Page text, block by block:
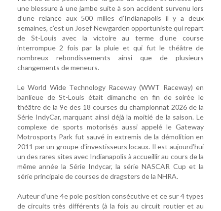
une blessure à une jambe suite à son accident survenu lors
d’une relance aux 500 milles d’Indianapolis il y a deux
semaines, c’est un Josef Newgarden opportuniste qui repart
de St-Louis avec la victoire au terme d’une course
interrompue 2 fois par la pluie et qui fut le théâtre de
nombreux rebondissements ainsi que de plusieurs
changements de meneurs.
Le World Wide Technology Raceway (WWT Raceway) en
banlieue de St-Louis était dimanche en fin de soirée le
théâtre de la 9e des 18 courses du championnat 2026 de la
Série IndyCar, marquant ainsi déjà la moitié de la saison. Le
complexe de sports motorisés aussi appelé le Gateway
Motrosports Park fut sauvé in extremis de la démolition en
2011 par un groupe d’investisseurs locaux. Il est aujourd’hui
un des rares sites avec Indianapolis à accueillir au cours de la
même année la Série Indycar, la série NASCAR Cup et la
série principale de courses de dragsters de la NHRA.
Auteur d’une 4e pole position consécutive et ce sur 4 types
de circuits très différents (à la fois au circuit routier et au